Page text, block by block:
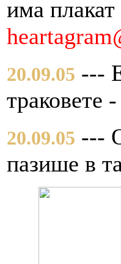
има
20.09.05 ---
траковете -
20.09.05 ---
пазише в